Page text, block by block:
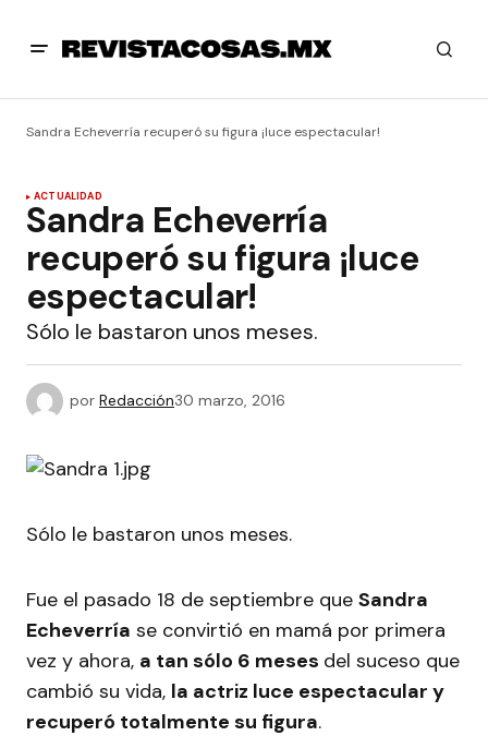
Sandra Echeverría recuperó su figura ¡luce espectacular!
ACTUALIDAD
Sandra Echeverría
recuperó su figura ¡luce
espectacular!
Sólo le bastaron unos meses.
por Redacción30 marzo, 2016
Sólo le bastaron unos meses.
Fue el pasado 18 de septiembre que Sandra
Echeverría se convirtió en mamá por primera
vez y ahora, a tan sólo 6 meses del suceso que
cambió su vida, la actriz luce espectacular y
recuperó totalmente su figura.